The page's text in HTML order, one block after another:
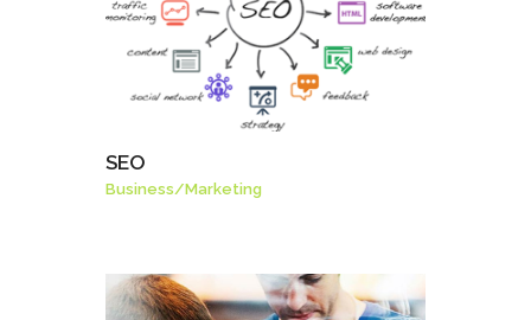
SEO
Business/Marketing